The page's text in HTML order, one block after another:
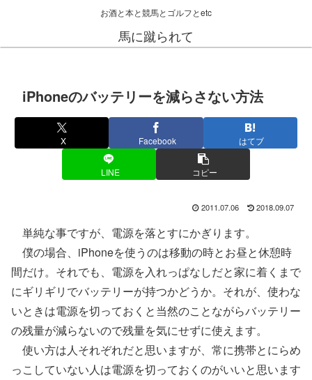
お酒と本と競馬とゴルフとetc
馬に蹴られて
iPhoneのバッテリーを減らさない方法
X Facebook はてブ
LINE コピー
2011.07.06 2018.09.07
単純な事ですが、電源を落とすにかぎります。
僕の場合、iPhoneを使うのは移動の時とお昼と休憩時
間だけ。それでも、電源を入れっぱなしだと家に着くまで
にギリギリでバッテリーが持つかどうか。それが、使わな
いときは電源を切っておくと当然のことながらバッテリー
の残量が減らないので残量を気にせずに使えます。
使い方は人それぞれだと思いますが、常に携帯とにらめ
っこしていない人は電源を切っておくのがいいと思います